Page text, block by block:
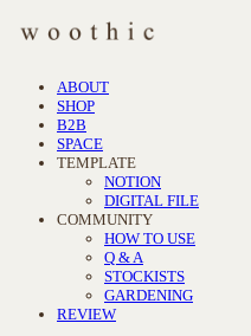
ABOUT
SHOP
B2B
SPACE
TEMPLATE
NOTION
DIGITAL FILE
COMMUNITY
HOW TO USE
Q & A
STOCKISTS
GARDENING
REVIEW